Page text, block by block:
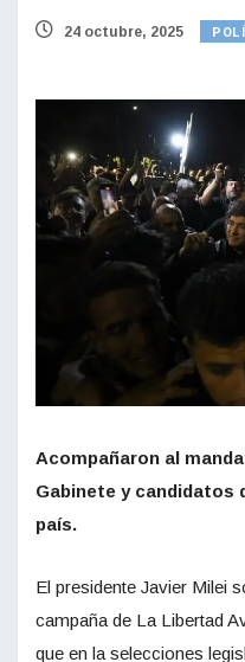
24 octubre, 2025
Acompañaron al
Gabinete y candidatos
país.
El presidente Javier Milei
campaña de La Libertad
que en la selecciones